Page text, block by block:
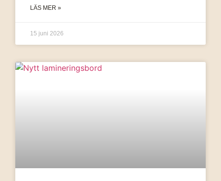
LÄS MER »
15 juni 2026